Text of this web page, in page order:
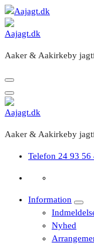
Videre
til
indhold
Aaker & Aakirkeby
Aaker & Aakirkeby
Telefon 24 93 56
Information
Nyhed